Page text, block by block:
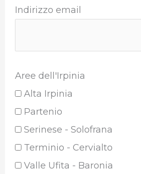
Indirizzo email
Aree dell'Irpinia
Alta Irpinia
Partenio
Serinese - Solofrana
Terminio - Cervialto
Valle Ufita - Baronia